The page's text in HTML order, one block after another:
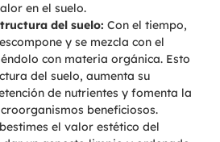
en el suelo.
del suelo: Con el tiempo,
y se mezcla con el
con materia orgánica. Esto
del suelo, aumenta su
de nutrientes y fomenta la
beneficiosos.
el valor estético del